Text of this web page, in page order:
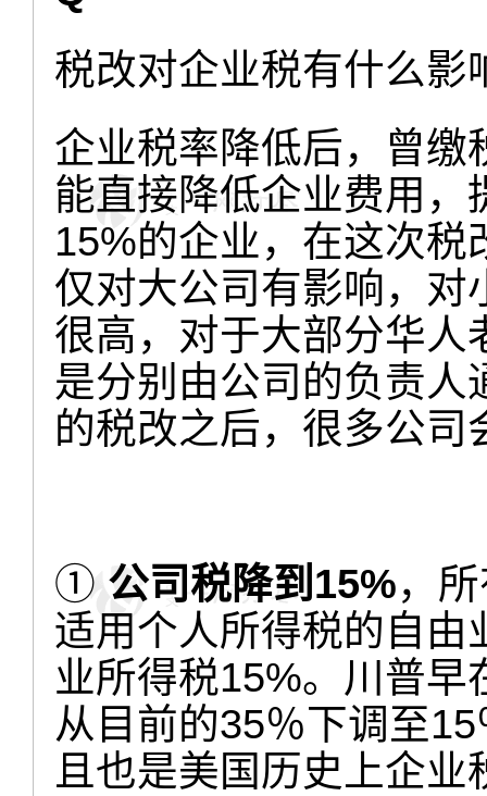
税改对企业税有什么影
企业税率降低后，曾缴
能直接降低企业费用
15%的企业，在这次
仅对大公司有影响，对
很高，对于大部分华人
是分别由公司的负责
的税改之后，很多公
① 公司税降到15%，
适用个人所得税的自由
业所得税15%。川普
从目前的35％下调至
且也是美国历史上企